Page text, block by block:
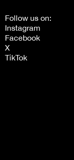
Follow us on:
Instagram
Facebook
X
TikTok